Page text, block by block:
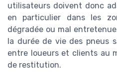
utilisateurs doivent donc
en particulier dans les
dégradée ou mal
la durée de vie des pneus
entre loueurs et clients au
de restitution.